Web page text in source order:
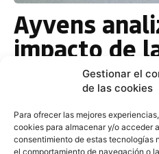
Gestionar el
de las cookies
Para ofrecer las mejores
cookies para almacenar y/o acceder
consentimiento de estas tecnologías
el comportamiento de navegación o
Ayvens
impacto de
inteligencia
la movilidad
tercera
Ayvens